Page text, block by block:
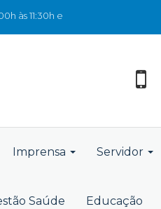
às 11:30h e
Imprensa Servidor
Saúde Educação